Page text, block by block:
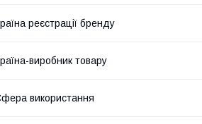
реєстрації бренду
виробник товару
використання